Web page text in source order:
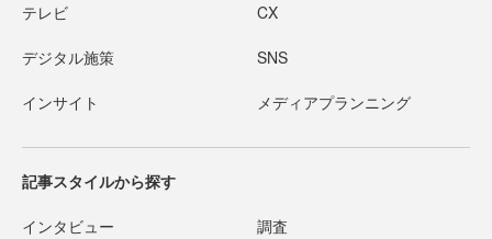
テレビ CX
デジタル施策 SNS
インサイト メディアプランニング
記事スタイルから探す
インタビュー 調査